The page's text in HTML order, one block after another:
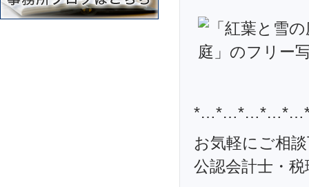
お気軽にご相
公認会計士・